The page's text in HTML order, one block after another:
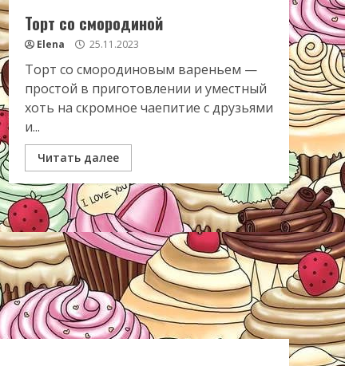
Торт со смородиной
Elena 25.11.2023
Торт со смородиновым вареньем —
простой в приготовлении и уместный
хоть на скромное чаепитие с друзьями
и...
Читать далее